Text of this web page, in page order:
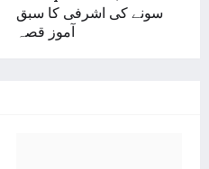
سونے کی اشرفی کا سبق
آموز قصہ